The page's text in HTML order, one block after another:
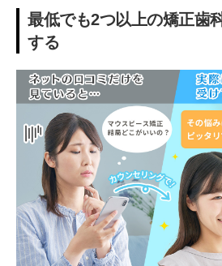
最低でも2つ以上の矯正歯
する